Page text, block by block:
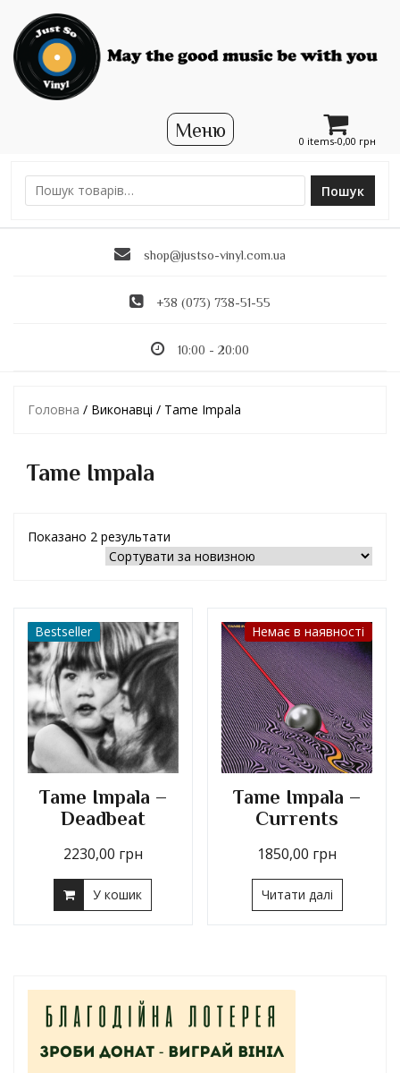
0 items-0,00 грн
Ш
Пошук
shop@justso-vinyl.com.ua
+38 (073) 738-51-55
10:00 - 20:00
Головна / Виконавці / Tame Impala
Tame Impala
Показано 2 результати
Bestseller
Tame Impala –
Deadbeat
2230,00 грн
У кошик
Немає в наявності
Tame Impala –
Currents
1850,00 грн
Читати далі